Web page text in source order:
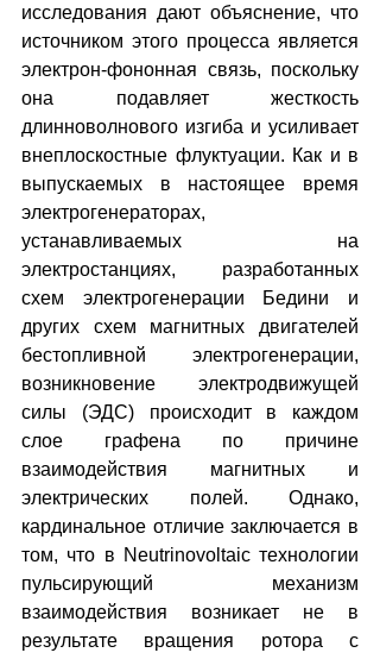
исследования дают объяснение, что
источником этого процесса является
электрон-фононная связь, поскольку
она подавляет жесткость
длинноволнового изгиба и усиливает
внеплоскостные флуктуации. Как и в
выпускаемых в настоящее время
электрогенераторах,
устанавливаемых на
электростанциях, разработанных
схем электрогенерации Бедини и
других схем магнитных двигателей
бестопливной электрогенерации,
возникновение электродвижущей
силы (ЭДС) происходит в каждом
слое графена по причине
взаимодействия магнитных и
электрических полей. Однако,
кардинальное отличие заключается в
том, что в Neutrinovoltaic технологии
пульсирующий механизм
взаимодействия возникает не в
результате вращения ротора с